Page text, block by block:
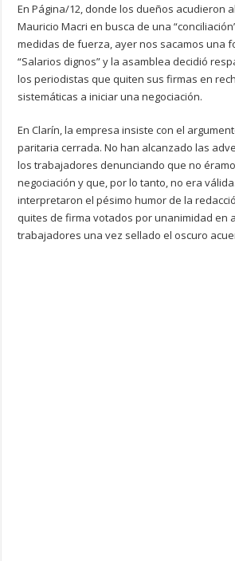
En Página/12, donde los dueños acudieron
Mauricio Macri en busca de una
medidas de fuerza, ayer nos sacamos una
“Salarios dignos” y la asamblea decidió
los periodistas que quiten sus firmas en
sistemáticas a iniciar una negociación.
En Clarín, la empresa insiste con el
paritaria cerrada. No han alcanzado las
los trabajadores denunciando que no
negociación y que, por lo tanto, no era
interpretaron el pésimo humor de la
quites de firma votados por unanimidad en
trabajadores una vez sellado el oscuro